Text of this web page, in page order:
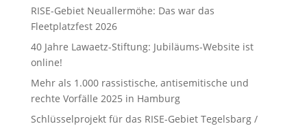
RISE-Gebiet Neuallermöhe: Das war das
Fleetplatzfest 2026
40 Jahre Lawaetz-Stiftung: Jubiläums-Website ist
online!
Mehr als 1.000 rassistische, antisemitische und
rechte Vorfälle 2025 in Hamburg
Schlüsselprojekt für das RISE-Gebiet Tegelsbarg /